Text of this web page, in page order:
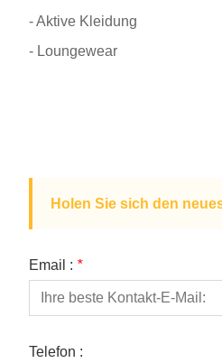
- Aktive Kleidung
- Loungewear
Holen Sie sich den
Email : *
Telefon :